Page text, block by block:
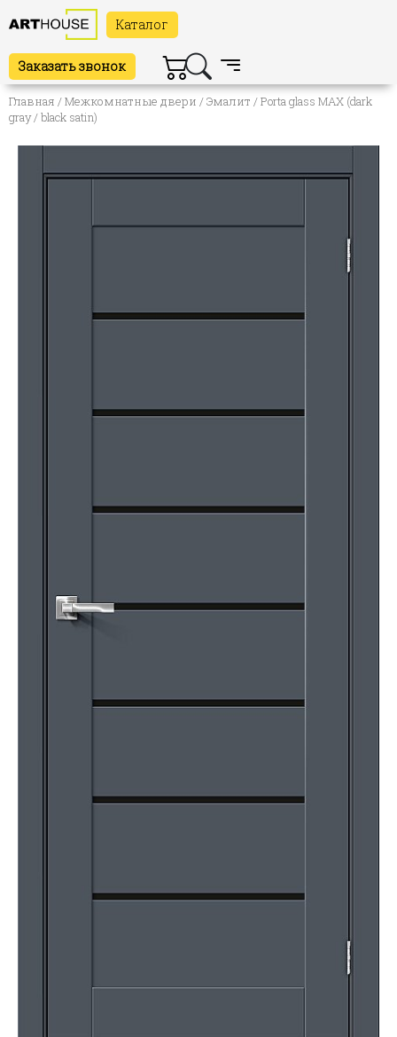
Каталог
Заказать звонок
Главная /Межкомнатные двери /Эмалит / Porta glass MAX (dark
gray / black satin)